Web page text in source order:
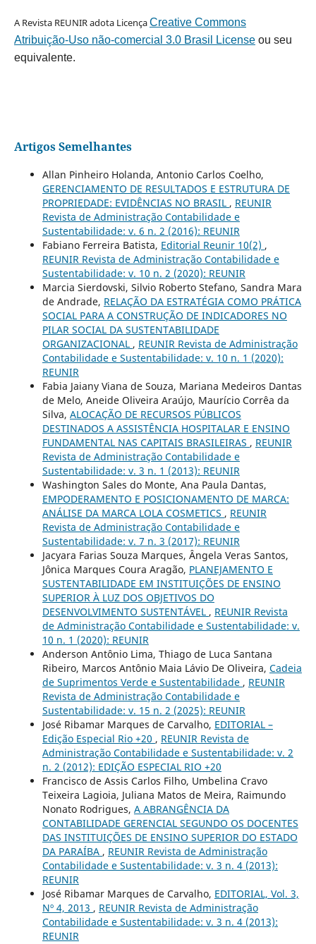
A Revista REUNIR adota LicençaCreative Commons
Atribuição-Uso não-comercial 3.0 Brasil Licenseou seu
equivalente.
Artigos Semelhantes
Allan Pinheiro Holanda, Antonio Carlos Coelho,
GERENCIAMENTO DE RESULTADOS E ESTRUTURA DE
PROPRIEDADE: EVIDÊNCIAS NO BRASIL , REUNIR
Revista de Administração Contabilidade e
Sustentabilidade: v. 6 n. 2 (2016): REUNIR
Fabiano Ferreira Batista, Editorial Reunir 10(2) ,
REUNIR Revista de Administração Contabilidade e
Sustentabilidade: v. 10 n. 2 (2020): REUNIR
Marcia Sierdovski, Silvio Roberto Stefano, Sandra Mara
de Andrade, RELAÇÃO DA ESTRATÉGIA COMO PRÁTICA
SOCIAL PARA A CONSTRUÇÃO DE INDICADORES NO
PILAR SOCIAL DA SUSTENTABILIDADE
ORGANIZACIONAL , REUNIR Revista de Administração
Contabilidade e Sustentabilidade: v. 10 n. 1 (2020):
REUNIR
Fabia Jaiany Viana de Souza, Mariana Medeiros Dantas
de Melo, Aneide Oliveira Araújo, Maurício Corrêa da
Silva, ALOCAÇÃO DE RECURSOS PÚBLICOS
DESTINADOS A ASSISTÊNCIA HOSPITALAR E ENSINO
FUNDAMENTAL NAS CAPITAIS BRASILEIRAS , REUNIR
Revista de Administração Contabilidade e
Sustentabilidade: v. 3 n. 1 (2013): REUNIR
Washington Sales do Monte, Ana Paula Dantas,
EMPODERAMENTO E POSICIONAMENTO DE MARCA:
ANÁLISE DA MARCA LOLA COSMETICS , REUNIR
Revista de Administração Contabilidade e
Sustentabilidade: v. 7 n. 3 (2017): REUNIR
Jacyara Farias Souza Marques, Ângela Veras Santos,
Jônica Marques Coura Aragão, PLANEJAMENTO E
SUSTENTABILIDADE EM INSTITUIÇÕES DE ENSINO
SUPERIOR À LUZ DOS OBJETIVOS DO
DESENVOLVIMENTO SUSTENTÁVEL , REUNIR Revista
de Administração Contabilidade e Sustentabilidade: v.
10 n. 1 (2020): REUNIR
Anderson Antônio Lima, Thiago de Luca Santana
Ribeiro, Marcos Antônio Maia Lávio De Oliveira, Cadeia
de Suprimentos Verde e Sustentabilidade , REUNIR
Revista de Administração Contabilidade e
Sustentabilidade: v. 15 n. 2 (2025): REUNIR
José Ribamar Marques de Carvalho, EDITORIAL –
Edição Especial Rio +20 , REUNIR Revista de
Administração Contabilidade e Sustentabilidade: v. 2
n. 2 (2012): EDIÇÃO ESPECIAL RIO +20
Francisco de Assis Carlos Filho, Umbelina Cravo
Teixeira Lagioia, Juliana Matos de Meira, Raimundo
Nonato Rodrigues, A ABRANGÊNCIA DA
CONTABILIDADE GERENCIAL SEGUNDO OS DOCENTES
DAS INSTITUIÇÕES DE ENSINO SUPERIOR DO ESTADO
DA PARAÍBA , REUNIR Revista de Administração
Contabilidade e Sustentabilidade: v. 3 n. 4 (2013):
REUNIR
José Ribamar Marques de Carvalho, EDITORIAL, Vol. 3,
Nº 4, 2013 , REUNIR Revista de Administração
Contabilidade e Sustentabilidade: v. 3 n. 4 (2013):
REUNIR